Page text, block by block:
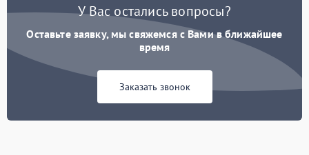
У Вас остались вопросы?
Оставьте заявку, мы свяжемся с Вами в ближайшее
время
Заказать звонок